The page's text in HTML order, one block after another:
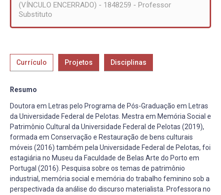
(VÍNCULO ENCERRADO) - 1848259 - Professor
Substituto
Currículo Projetos Disciplinas
Resumo
Doutora em Letras pelo Programa de Pós-Graduação em Letras
da Universidade Federal de Pelotas. Mestra em Memória Social e
Patrimônio Cultural da Universidade Federal de Pelotas (2019),
formada em Conservação e Restauração de bens culturais
móveis (2016) também pela Universidade Federal de Pelotas, foi
estagiária no Museu da Faculdade de Belas Arte do Porto em
Portugal (2016). Pesquisa sobre os temas de patrimônio
industrial, memória social e memória do trabalho feminino sob a
perspectivada da análise do discurso materialista. Professora no